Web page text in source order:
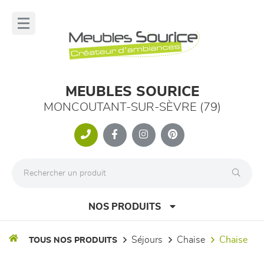
MEUBLES SOURICE
MONCOUTANT-SUR-SÈVRE (79)
NOS PRODUITS
TOUS NOS PRODUITS séjours chaise chaise